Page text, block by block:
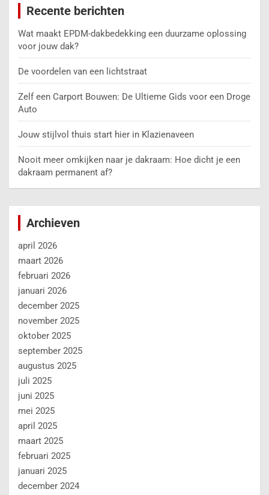
Recente berichten
Wat maakt EPDM-dakbedekking een duurzame oplossing
voor jouw dak?
De voordelen van een lichtstraat
Zelf een Carport Bouwen: De Ultieme Gids voor een Droge
Auto
Jouw stijlvol thuis start hier in Klazienaveen
Nooit meer omkijken naar je dakraam: Hoe dicht je een
dakraam permanent af?
Archieven
april 2026
maart 2026
februari 2026
januari 2026
december 2025
november 2025
oktober 2025
september 2025
augustus 2025
juli 2025
juni 2025
mei 2025
april 2025
maart 2025
februari 2025
januari 2025
december 2024